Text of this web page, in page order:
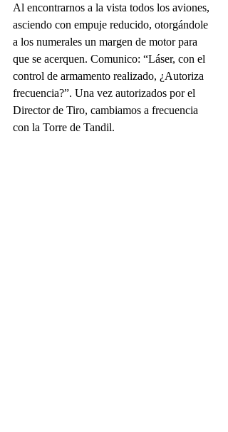
Al encontrarnos a la vista todos los aviones,
asciendo con empuje reducido, otorgándole
a los numerales un margen de motor para
que se acerquen. Comunico: “Láser, con el
control de armamento realizado, ¿Autoriza
frecuencia?”. Una vez autorizados por el
Director de Tiro, cambiamos a frecuencia
con la Torre de Tandil.